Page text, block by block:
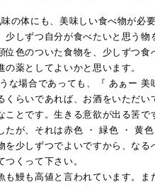
の体にも、美味しい食べ物が必要
しずつ自分が食べたいと思う物
色のついた食物を、少しずつ食
薬としてよいかと思います。
な場合であっても、『 あぁー 美
くらいであれば、お酒をいただい
とです。生きる意欲が出る筈で
が、それは赤色 ・ 緑色 ・ 黄
少しずつでよいですから、なる
くって下さい。
鰻も高値と言われています。ま